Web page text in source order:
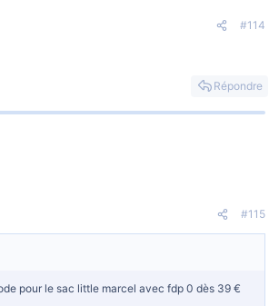
#114
Répondre
#115
pour le sac little marcel avec fdp 0 dès 39 €